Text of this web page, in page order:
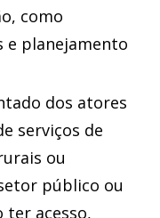
como
e planejamento
dos atores
serviços de
ou
público ou
ter acesso,